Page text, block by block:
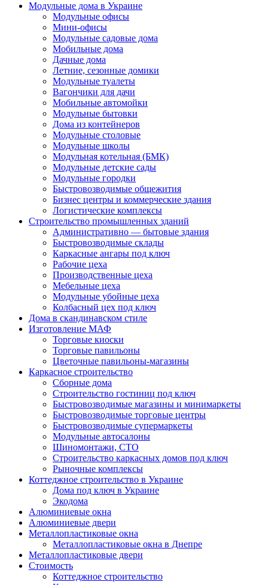
Модульные дома в Украине
Модульные офисы
Мини-офисы
Модульные садовые дома
Мобильные дома
Дачные дома
Летние, сезонные домики
Модульные туалеты
Вагончики для дачи
Мобильные автомойки
Модульные бытовки
Дома из контейнеров
Модульные столовые
Модульные школы
Модульная котельная (БМК)
Модульные детские сады
Модульные городки
Быстровозводимые общежития
Бизнес центры и коммерческие здания
Логистические комплексы
Строительство промышленных зданий
Административно — бытовые здания
Быстровозводимые склады
Каркасные ангары под ключ
Рабочие цеха
Производственные цеха
Мебельные цеха
Модульные убойные цеха
Колбасный цех под ключ
Дома в скандинавском стиле
Изготовление МАФ
Торговые киоски
Торговые павильоны
Цветочные павильоны-магазины
Каркасное строительство
Сборные дома
Строительство гостиниц под ключ
Быстровозводимые магазины и минимаркеты
Быстровозводимые торговые центры
Быстровозводимые супермаркеты
Модульные автосалоны
Шиномонтажи, СТО
Строительство каркасных домов под ключ
Рыночные комплексы
Коттеджное строительство в Украине
Дома под ключ в Украине
Экодома
Алюминиевые окна
Алюминиевые двери
Металлопластиковые окна
Металлопластиковые окна в Днепре
Металлопластиковые двери
Стоимость
Коттеджное строительство